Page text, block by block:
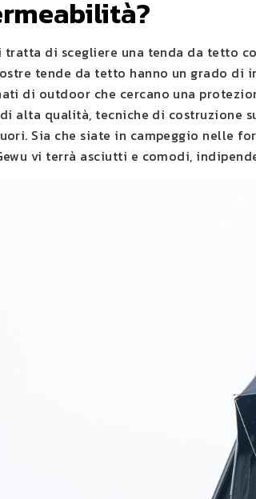
tratta di scegliere una tenda da tetto
tende da tetto hanno un grado di
di outdoor che cercano una
alta qualità, tecniche di costruzione
Sia che siate in campeggio nelle
vi terrà asciutti e comodi,